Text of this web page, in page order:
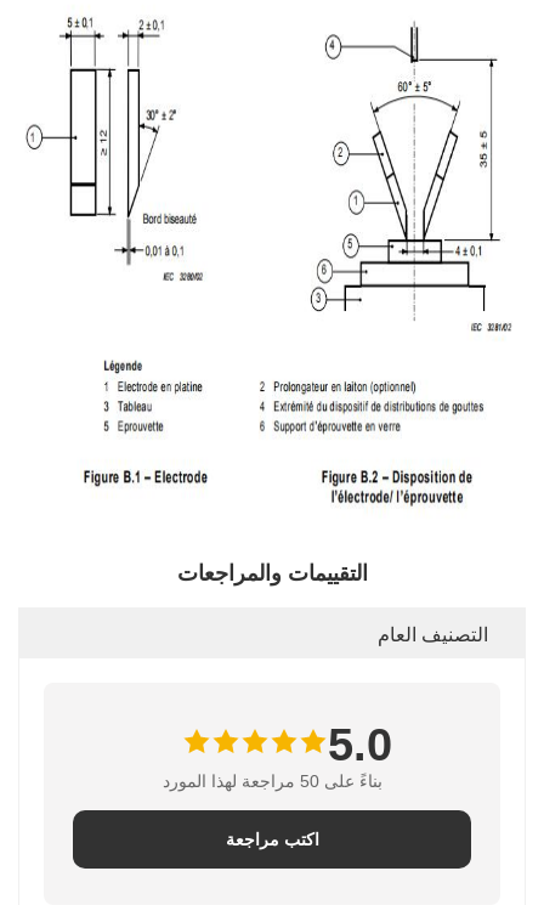
التقييمات والمراجعات
التصنيف العام
5.0
بناءً على 50 مراجعة لهذا المورد
اكتب مراجعة